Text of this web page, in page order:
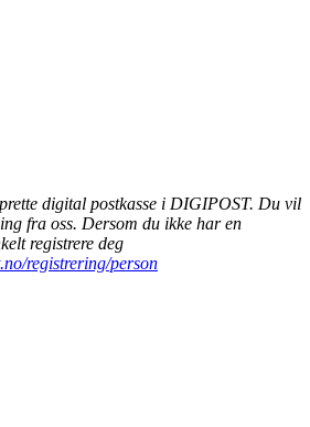
digital postkasse i DIGIPOST. Du vil
fra oss. Dersom du ikke har en
registrere deg
registrering/person